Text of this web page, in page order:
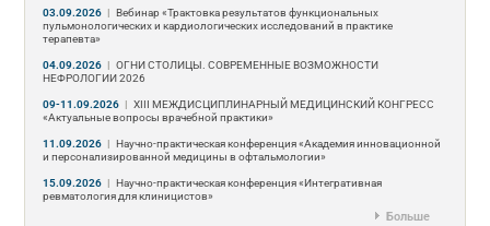
03.09.2026 | Вебинар «Трактовка результатов функциональных
пульмонологических и кардиологических исследований в практике
терапевта»
04.09.2026 | ОГНИ СТОЛИЦЫ. СОВРЕМЕННЫЕ ВОЗМОЖНОСТИ
НЕФРОЛОГИИ 2026
09-11.09.2026 | ХIII МЕЖДИСЦИПЛИНАРНЫЙ МЕДИЦИНСКИЙ КОНГРЕСС
«Актуальные вопросы врачебной практики»
11.09.2026 | Научно-практическая конференция «Академия инновационной
и персонализированной медицины в офтальмологии»
15.09.2026 | Научно-практическая конференция «Интегративная
ревматология для клиницистов»
Больше